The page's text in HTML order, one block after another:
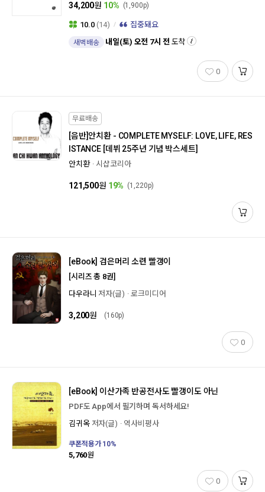
34,200원 10% (1,900p)
10.0 (14) 집중돼요
새벽배송 내일(토) 오전 7시 전 도착
0
무료배송
[음반]안치환 - COMPLETE MYSELF: LOVE, LIFE, RES
ISTANCE [데뷔 25주년 기념 박스세트]
안치환 시샵코리아
121,500원 19% (1,220p)
[eBook] 검은머리 소련 빨갱이
[시리즈 총 8권]
다우라니 저자(글) 로크미디어
3,200원 (160p)
0
[eBook] 이산가족 반공전사도 빨갱이도 아닌
PDF도 App에서 필기하며 독서하세요!
김귀옥 저자(글) 역사비평사
쿠폰적용가10%
5,760원
0